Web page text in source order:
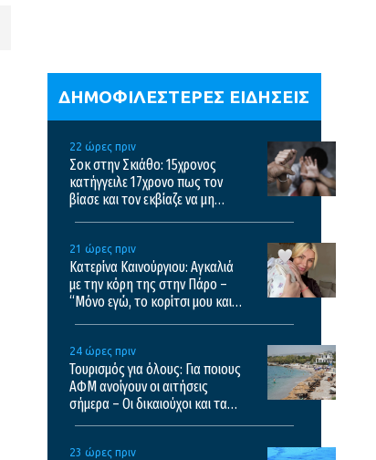
ΔΗΜΟΦΙΛΕΣΤΕΡΕΣ ΕΙΔΗΣΕΙΣ
22 ώρες πριν
Σοκ στην Σκιάθο: 15χρονος
κατήγγειλε 17χρονο πως τον
βίασε και τον εκβίαζε να μη
21 ώρες πριν
Κατερίνα Καινούργιου: Αγκαλιά
με την κόρη της στην Πάρο –
“Μόνο εγώ, το κορίτσι μου και
24 ώρες πριν
Τουρισμός για όλους: Για ποιους
ΑΦΜ ανοίγουν οι αιτήσεις
σήμερα – Οι δικαιούχοι και τα
23 ώρες πριν